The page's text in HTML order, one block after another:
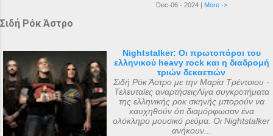
Dec-06 - 2024 | More ->
Σιδή Ρόκ Άστρο
Nightstalker: Οι πρωτοπόροι του
ελληνικού heavy rock και η διαδρομή
τριών δεκαετιών
Σιδή Ρόκ Άστρο με την Μαρία Τρέντσιου -
Τελευταίες αναρτήσειςΛίγα συγκροτήματα
της ελληνικής ροκ σκηνής μπορούν να
καυχηθούν ότι διαμόρφωσαν ένα
ολόκληρο μουσικό ρεύμα. Οι Nightstalker
ανήκουν...